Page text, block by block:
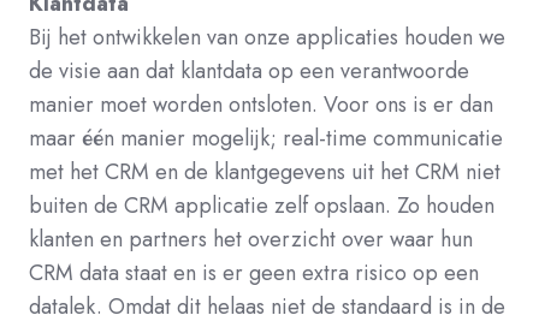
Bij het ontwikkelen van onze applicaties houden we
de visie aan dat klantdata op een verantwoorde
manier moet worden ontsloten. Voor ons is er dan
maar één manier mogelijk; real-time communicatie
met het CRM en de klantgegevens uit het CRM niet
buiten de CRM applicatie zelf opslaan. Zo houden
klanten en partners het overzicht over waar hun
CRM data staat en is er geen extra risico op een
datalek. Omdat dit helaas niet de standaard is in de